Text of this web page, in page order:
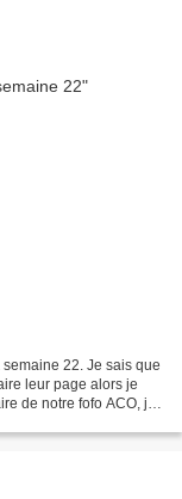
22. Je sais que
leur page alors je
de notre fofo ACO, j'ai